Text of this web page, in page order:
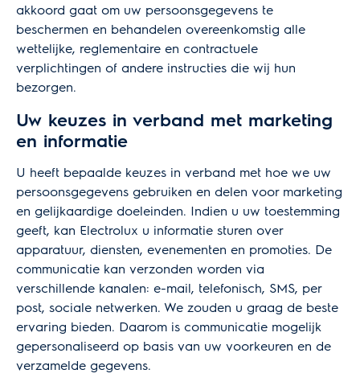
akkoord gaat om uw persoonsgegevens te
beschermen en behandelen overeenkomstig alle
wettelijke, reglementaire en contractuele
verplichtingen of andere instructies die wij hun
bezorgen.
Uw keuzes in verband met marketing
en informatie
U heeft bepaalde keuzes in verband met hoe we uw
persoonsgegevens gebruiken en delen voor marketing
en gelijkaardige doeleinden. Indien u uw toestemming
geeft, kan Electrolux u informatie sturen over
apparatuur, diensten, evenementen en promoties. De
communicatie kan verzonden worden via
verschillende kanalen: e-mail, telefonisch, SMS, per
post, sociale netwerken. We zouden u graag de beste
ervaring bieden. Daarom is communicatie mogelijk
gepersonaliseerd op basis van uw voorkeuren en de
verzamelde gegevens.